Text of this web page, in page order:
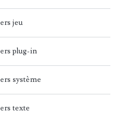
jeu
plug-in
système
texte